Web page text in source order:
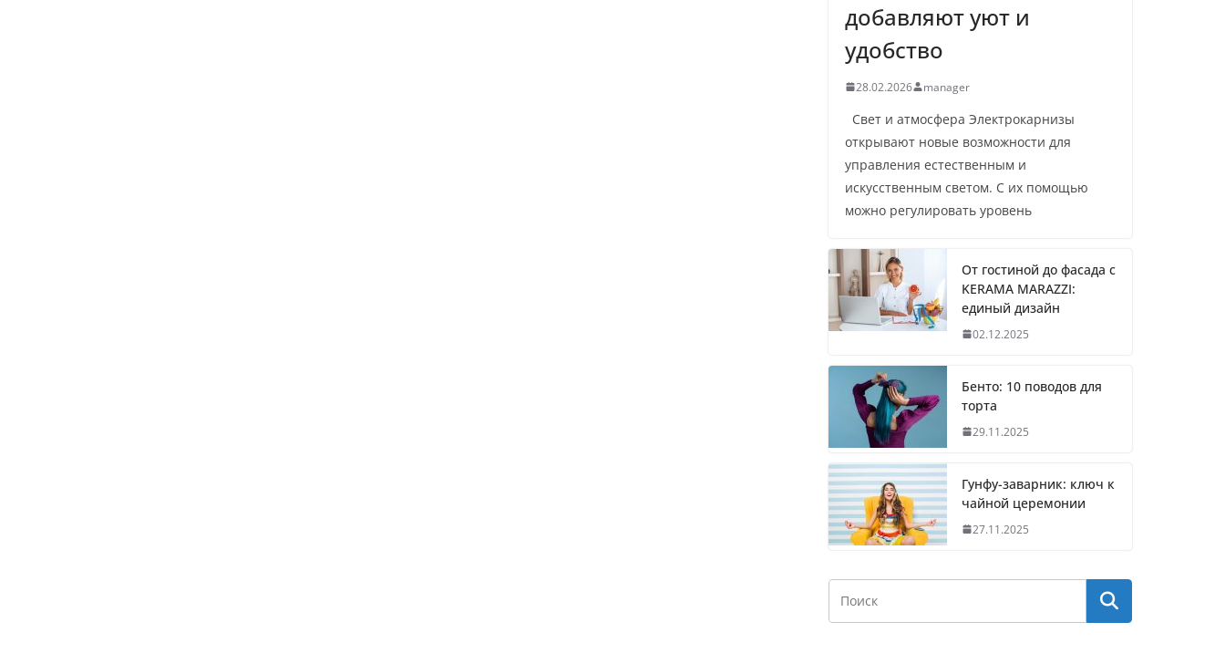
добавляют уют и
удобство
28.02.2026 manager
Свет и атмосфера Электрокарнизы
открывают новые возможности для
управления естественным и
искусственным светом. С их помощью
можно регулировать уровень
От гостиной до фасада с
KERAMA MARAZZI:
единый дизайн
02.12.2025
Бенто: 10 поводов для
торта
29.11.2025
Гунфу-заварник: ключ к
чайной церемонии
27.11.2025